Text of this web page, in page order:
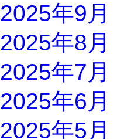
2025年9月
2025年8月
2025年7月
2025年6月
2025年5月